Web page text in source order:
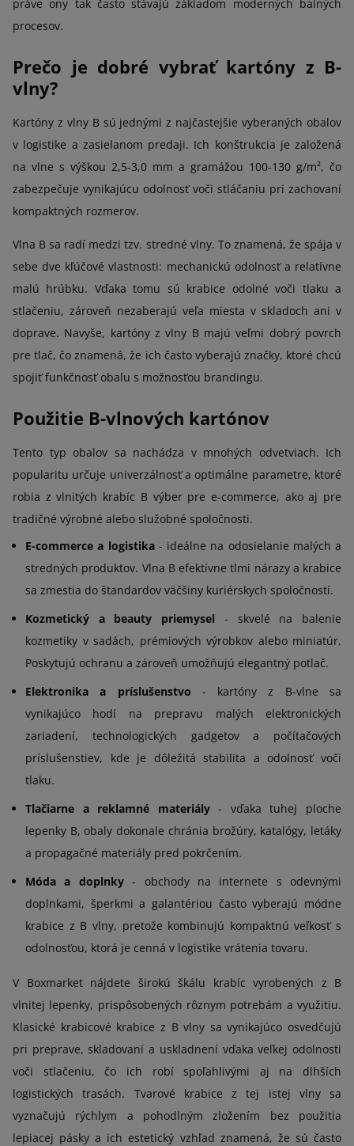
práve ony tak často stávajú základom moderných balných
procesov.
Prečo je dobré vybrať kartóny z B-
vlny?
Kartóny z vlny B sú jednými z najčastejšie vyberaných obalov
v logistike a zasielanom predaji. Ich konštrukcia je založená
na vlne s výškou 2,5-3,0 mm a gramážou 100-130 g/m², čo
zabezpečuje vynikajúcu odolnosť voči stláčaniu pri zachovaní
kompaktných rozmerov.
Vlna B sa radí medzi tzv. stredné vlny. To znamená, že spája v
sebe dve kľúčové vlastnosti: mechanickú odolnosť a relatívne
malú hrúbku. Vďaka tomu sú krabice odolné voči tlaku a
stlačeniu, zároveň nezaberajú veľa miesta v skladoch ani v
doprave. Navyše, kartóny z vlny B majú veľmi dobrý povrch
pre tlač, čo znamená, že ich často vyberajú značky, ktoré chcú
spojiť funkčnosť obalu s možnosťou brandingu.
Použitie B-vlnových kartónov
Tento typ obalov sa nachádza v mnohých odvetviach. Ich
popularitu určuje univerzálnosť a optimálne parametre, ktoré
robia z vlnitých krabíc B výber pre e-commerce, ako aj pre
tradičné výrobné alebo služobné spoločnosti.
E-commerce a logistika- ideálne na odosielanie malých a
stredných produktov. Vlna B efektívne tlmi nárazy a krabice
sa zmestia do štandardov väčšiny kuriérskych spoločností.
Kozmetický a beauty priemysel - skvelé na balenie
kozmetiky v sadách, prémiových výrobkov alebo miniatúr.
Poskytujú ochranu a zároveň umožňujú elegantný potlač.
Elektronika a príslušenstvo - kartóny z B-vlne sa
vynikajúco hodí na prepravu malých elektronických
zariadení, technologických gadgetov a počítačových
príslušenstiev, kde je dôležitá stabilita a odolnosť voči
tlaku.
Tlačiarne a reklamné materiály- vďaka tuhej ploche
lepenky B, obaly dokonale chránia brožúry, katalógy, letáky
a propagačné materiály pred pokrčením.
Móda a doplnky- obchody na internete s odevnými
doplnkami, šperkmi a galantériou často vyberajú módne
krabice z B vlny, pretože kombinujú kompaktnú veľkosť s
odolnosťou, ktorá je cenná v logistike vrátenia tovaru.
V Boxmarket nájdete širokú škálu krabíc vyrobených z B
vlnitej lepenky, prispôsobených rôznym potrebám a využitiu.
Klasické krabicové krabice z B vlny sa vynikajúco osvedčujú
pri preprave, skladovaní a uskladnení vďaka veľkej odolnosti
voči stlačeniu, čo ich robí spoľahlivými aj na dlhších
logistických trasách. Tvarové krabice z tej istej vlny sa
vyznačujú rýchlym a pohodlným zložením bez použitia
lepiacej pásky a ich estetický vzhľad znamená, že sú často